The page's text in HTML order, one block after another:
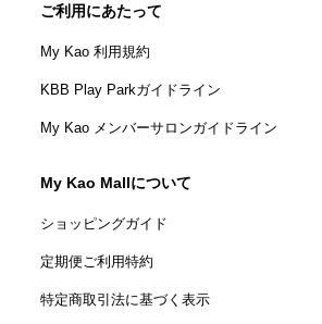
ご利用にあたって
My Kao 利用規約
KBB Play Parkガイドライン
My Kao メンバーサロンガイドライン
My Kao Mallについて
ショッピングガイド
定期便ご利用特約
特定商取引法に基づく表示